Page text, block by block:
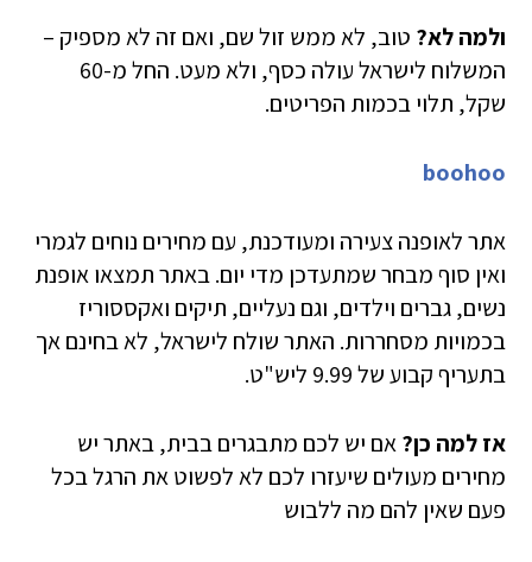
ולמה לא? טוב, לא ממש זול שם, ואם זה לא מספיק –
המשלוח לישראל עולה כסף, ולא מעט. החל מ-60
שקל, תלוי בכמות הפריטים.
boohoo
אתר לאופנה צעירה ומעודכנת, עם מחירים נוחים לגמרי
ואין סוף מבחר שמתעדכן מדי יום. באתר תמצאו אופנת
נשים, גברים וילדים, וגם נעליים, תיקים ואקססוריז
בכמויות מסחררות. האתר שולח לישראל, לא בחינם אך
בתעריף קבוע של 9.99 ליש"ט.
אז למה כן?אם יש לכם מתבגרים בבית, באתר יש
מחירים מעולים שיעזרו לכם לא לפשוט את הרגל בכל
פעם שאין להם מה ללבוש